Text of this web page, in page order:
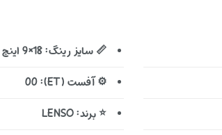
📏 سایز رینگ: 18×9 اینچ
⚙️ آفست (ET): 00
⭐ برند: LENSO